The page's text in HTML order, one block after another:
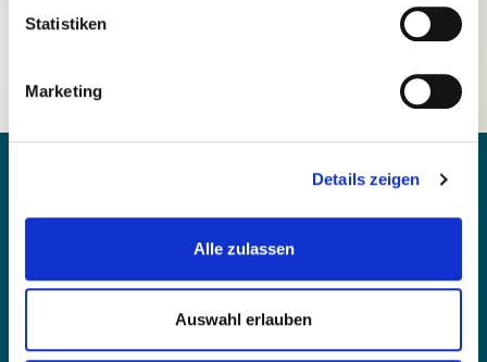
Statistiken
Marketing
Details zeigen
Alle zulassen
Auswahl erlauben
Kontakt
Einfache Sprache